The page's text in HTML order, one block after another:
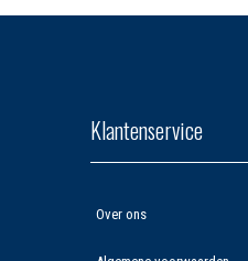
Klantenservice
Over ons